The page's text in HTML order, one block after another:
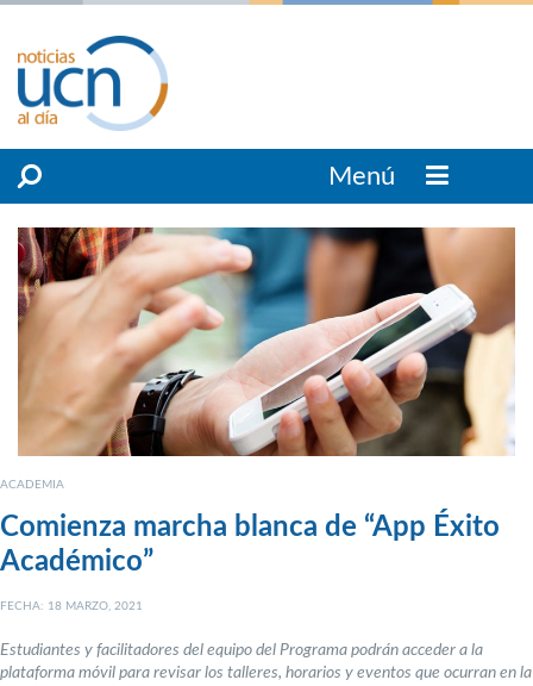
Menú
ACADEMIA
Comienza marcha blanca de “App Éxito
Académico”
FECHA: 18 MARZO, 2021
Estudiantes y facilitadores del equipo del Programa podrán acceder a la
plataforma móvil para revisar los talleres, horarios y eventos que ocurran en la